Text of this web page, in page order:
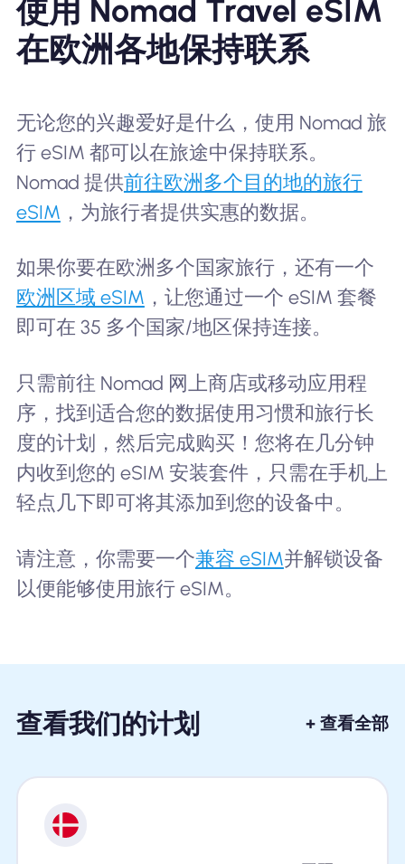
使用 Nomad Travel eSIM
在欧洲各地保持联系
无论您的兴趣爱好是什么，使用 Nomad 旅
行 eSIM 都可以在旅途中保持联系。
Nomad 提供前往欧洲多个目的地的旅行
eSIM ，为旅行者提供实惠的数据。
如果你要在欧洲多个国家旅行，还有一个
欧洲区域 eSIM ，让您通过一个 eSIM 套餐
即可在 35 多个国家/地区保持连接。
只需前往 Nomad 网上商店或移动应用程
序，找到适合您的数据使用习惯和旅行长
度的计划，然后完成购买！您将在几分钟
内收到您的 eSIM 安装套件，只需在手机上
轻点几下即可将其添加到您的设备中。
请注意，你需要一个兼容 eSIM并解锁设备
以便能够使用旅行 eSIM。
查看我们的计划 + 查看全部